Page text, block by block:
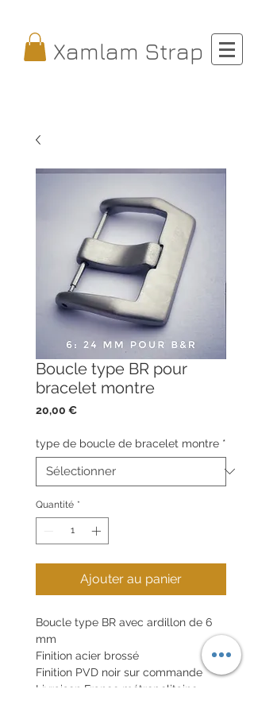
Xamlam Strap
Boucle type BR pour
bracelet montre
20,00 €Prix
type de boucle de bracelet montre *
Quantité *
Ajouter au panier
Boucle type BR avec ardillon de 6
mm
Finition acier brossé
Finition PVD noir sur commande
Livraison France métropolitaine